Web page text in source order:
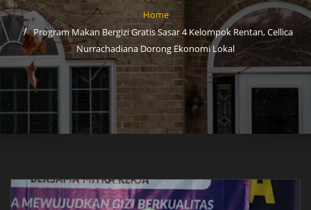
Home
Program Makan Bergizi Gratis Sasar 4 Kelompok Rentan, Cellica
Nurrachadiana Dorong Ekonomi Lokal